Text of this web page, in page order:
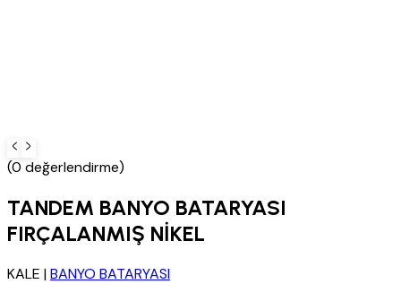
(0 değerlendirme)
TANDEM BANYO BATARYASI
FIRÇALANMIŞ NİKEL
KALE |BANYO BATARYASI